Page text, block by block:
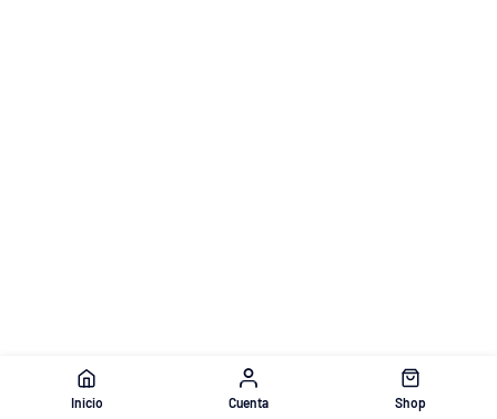
Inicio Cuenta Shop